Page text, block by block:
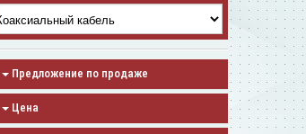
Предложение по продаже
Цена